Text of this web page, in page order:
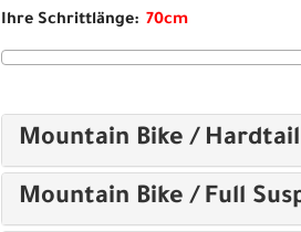
Ihre Schrittlänge:
Mountain Bike / Hardtail
Mountain Bike / Full